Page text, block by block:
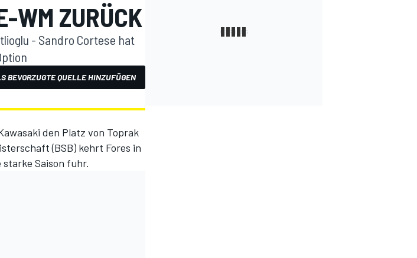
WM ZURÜCK
- Sandro Cortese hat
BEVORZUGTE QUELLE HINZUFÜGEN
den Platz von Toprak
(BSB) kehrt Fores in
Saison fuhr.